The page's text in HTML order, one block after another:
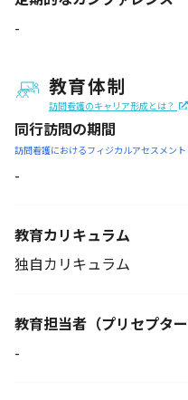
-
教育体制
訪問看護のキャリア形成とは？
同行訪問の期間
訪問看護におけるフィジカルアセスメント
-
教育カリキュラム
独自カリキュラム
教育担当者 （プリセプター
-